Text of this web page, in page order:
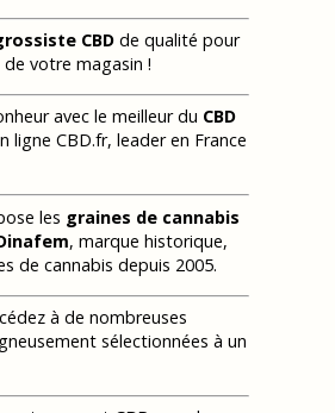
CBD de qualité pour
de votre magasin !
avec le meilleur du CBD
ligne CBD.fr, leader en France
les graines de cannabis
, marque historique,
de cannabis depuis 2005.
à de nombreuses
sélectionnées à un